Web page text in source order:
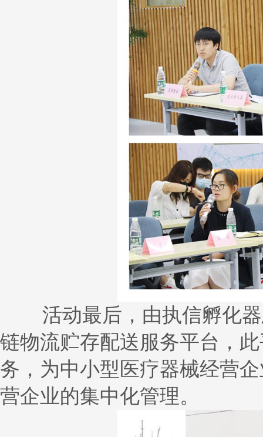
活动最后，由执信孵化器
链物流贮存配送服务平台，
务，为中小型医疗器械经营
营企业的集中化管理。